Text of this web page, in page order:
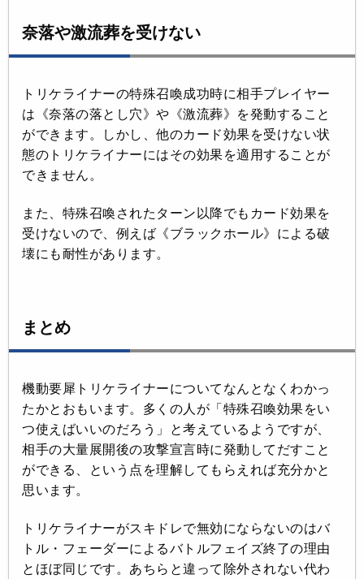
奈落や激流葬を受けない
トリケライナーの特殊召喚成功時に相手プレイヤー
は《奈落の落とし穴》や《激流葬》を発動すること
ができます。しかし、他のカード効果を受けない状
態のトリケライナーにはその効果を適用することが
できません。
また、特殊召喚されたターン以降でもカード効果を
受けないので、例えば《ブラックホール》による破
壊にも耐性があります。
まとめ
機動要犀トリケライナーについてなんとなくわかっ
たかとおもいます。多くの人が「特殊召喚効果をい
つ使えばいいのだろう」と考えているようですが、
相手の大量展開後の攻撃宣言時に発動してだすこと
ができる、という点を理解してもらえれば充分かと
思います。
トリケライナーがスキドレで無効にならないのはバ
トル・フェーダーによるバトルフェイズ終了の理由
とほぼ同じです。あちらと違って除外されない代わ